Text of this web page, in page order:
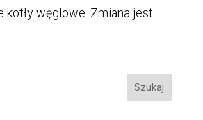
kotły węglowe. Zmiana jest
Szukaj